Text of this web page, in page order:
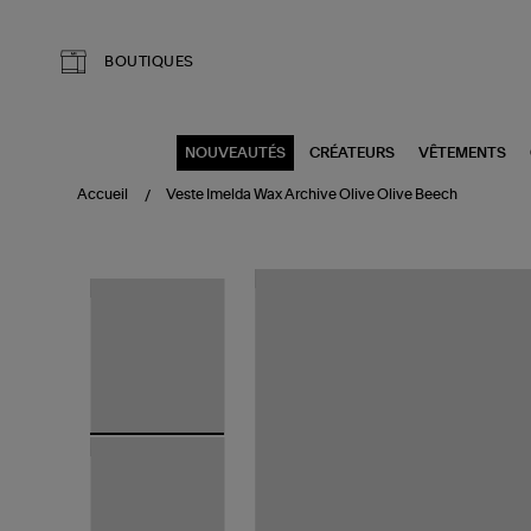
BOUTIQUES
NOUVEAUTÉS CRÉATEURS VÊTEMENTS
Accueil Veste Imelda Wax Archive Olive Olive Beech